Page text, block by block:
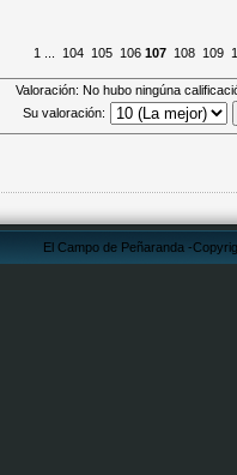
1 104 105 106 107 108 109
Valoración: No hubo ningúna
Su valoración:
El Campo de Peñaranda -